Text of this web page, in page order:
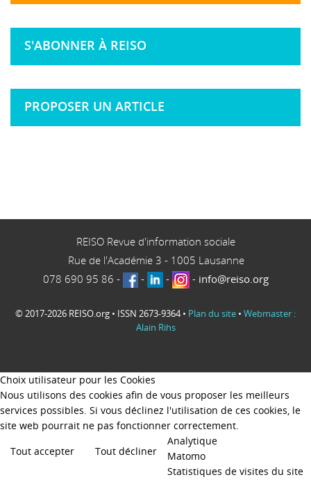
S'ABONNER À REISO
PROPOSER UN ARTICLE
REISO Revue d'information sociale
Rue de l'Académie 3 - 1005 Lausanne
078 690 95 86 - - - - info@reiso.org
© 2017-2026 REISO.org • ISSN 2673-9364 • Plan du site • Webmaster :
Alain Rihs
Choix utilisateur pour les Cookies
Nous utilisons des cookies afin de vous proposer les meilleurs
services possibles. Si vous déclinez l'utilisation de ces cookies, le
site web pourrait ne pas fonctionner correctement.
Tout accepter
Tout décliner
Analytique
Matomo
Statistiques de visites du site